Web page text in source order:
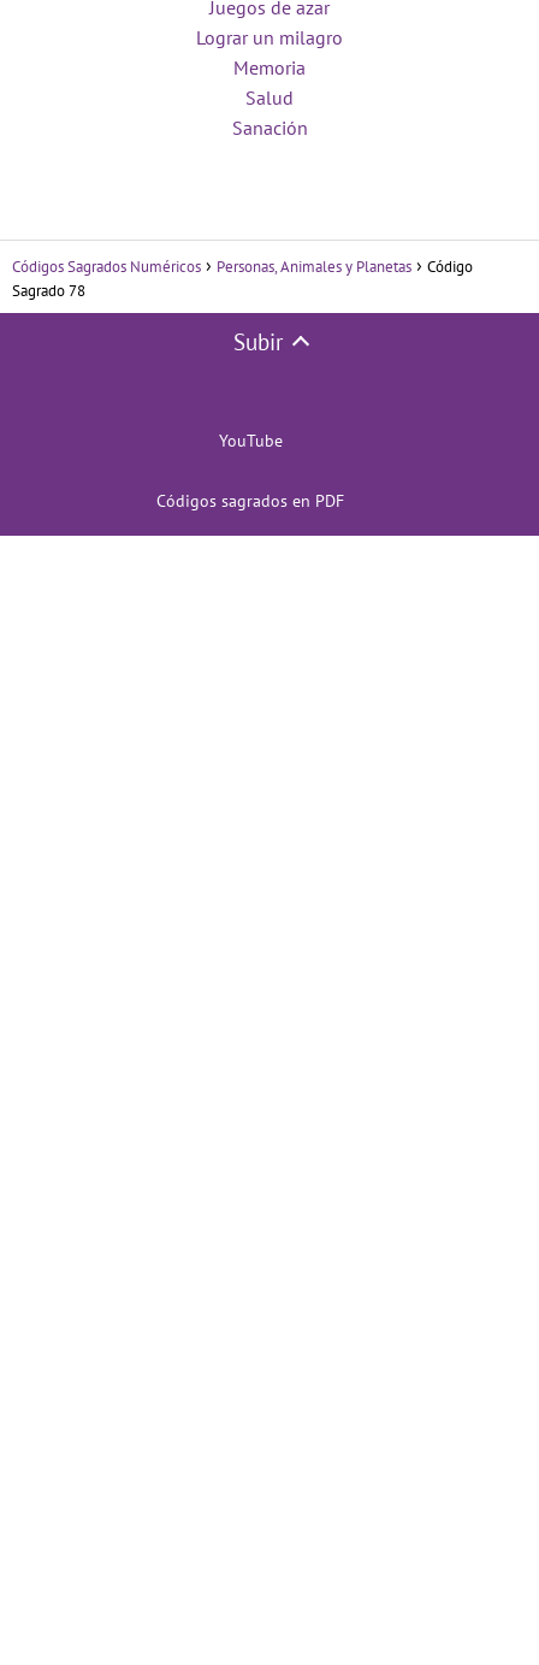
Juegos de azar
Lograr un milagro
Memoria
Salud
Sanación
Códigos Sagrados Numéricos Personas, Animales y Planetas
Código
Sagrado 78
Subir
YouTube
Códigos sagrados en PDF